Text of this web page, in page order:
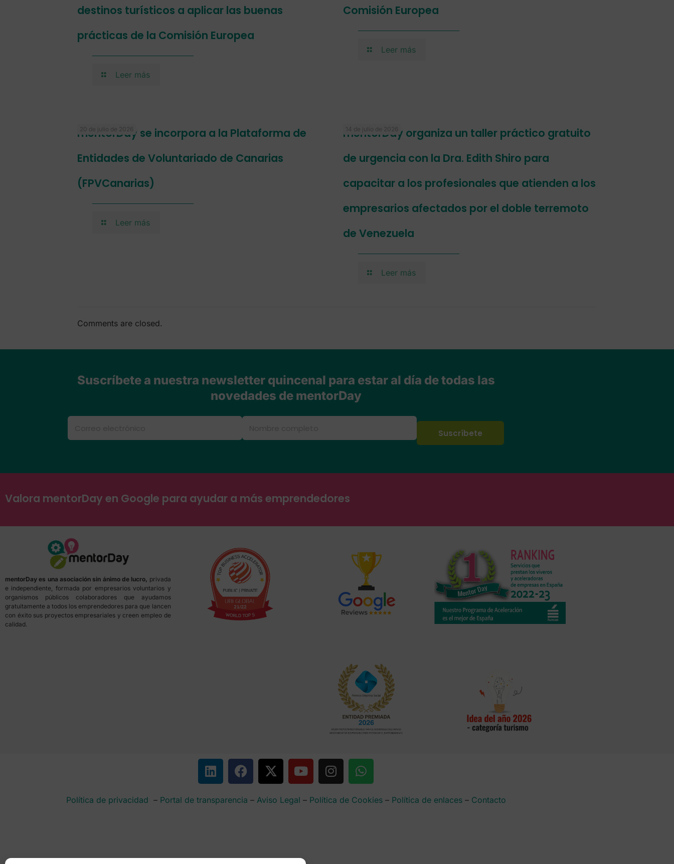
destinos turísticos a aplicar las buenas
prácticas de la Comisión Europea
Leer más
Comisión Europea
Leer más
20 de julio de 2026
mentorDay se incorpora a la Plataforma de
Entidades de Voluntariado de Canarias
(FPVCanarias)
Leer más
14 de julio de 2026
mentorDay organiza un taller práctico gratuito
de urgencia con la Dra. Edith Shiro para
capacitar a los profesionales que atienden a los
empresarios afectados por el doble terremoto
de Venezuela
Leer más
Comments are closed.
Suscríbete a nuestra newsletter quincenal para estar al día de todas las
novedades de mentorDay
Valora mentorDay en Google para ayudar a más emprendedores
mentorDay es una asociación sin ánimo de lucro, privada
e independiente, formada por empresarios voluntarios y
organismos públicos colaboradores que ayudamos
gratuitamente a todos los emprendedores para que lancen
con éxito sus proyectos empresariales y creen empleo de
calidad.
Política de privacidad – Portal de transparencia – Aviso Legal – Política de Cookies– Política de enlaces– Contacto